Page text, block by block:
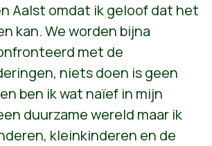
Aalst omdat ik geloof dat het
kan. We worden bijna
met de
niets doen is geen
ben ik wat naïef in mijn
duurzame wereld maar ik
kleinkinderen en de